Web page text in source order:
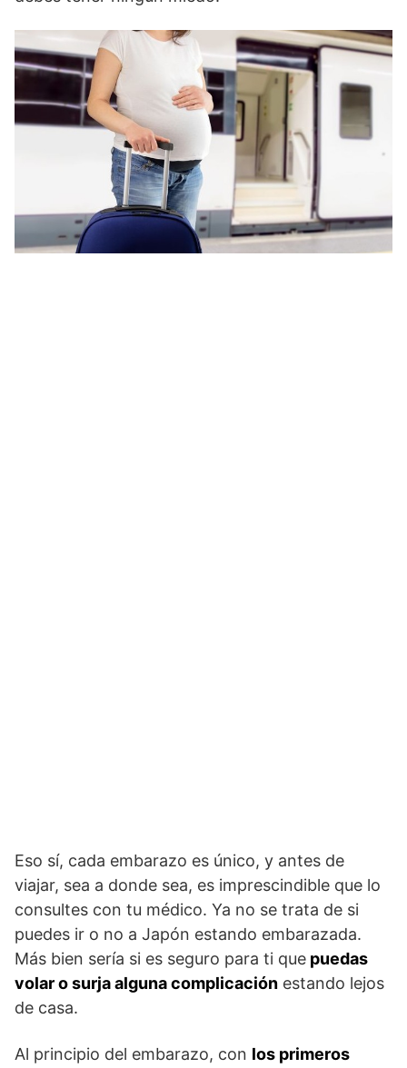
Eso sí, cada embarazo es único, y antes de
viajar, sea a donde sea, es imprescindible que lo
consultes con tu médico. Ya no se trata de si
puedes ir o no a Japón estando embarazada.
Más bien sería si es seguro para ti que puedas
volar o surja alguna complicación estando lejos
de casa.
Al principio del embarazo, con los primeros